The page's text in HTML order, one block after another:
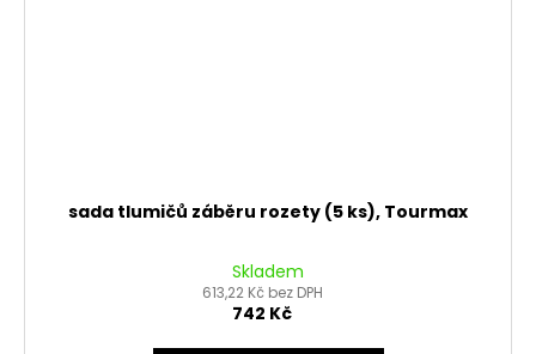
sada tlumičů záběru rozety (5 ks), Tourmax
Skladem
613,22 Kč bez DPH
742 Kč